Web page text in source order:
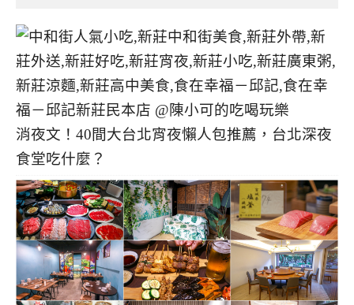
消夜文！40間大台北宵夜懶人包推薦，台北深夜
食堂吃什麼？